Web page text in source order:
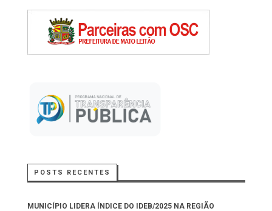
POSTS RECENTES
MUNICÍPIO LIDERA ÍNDICE DO IDEB/2025 NA REGIÃO